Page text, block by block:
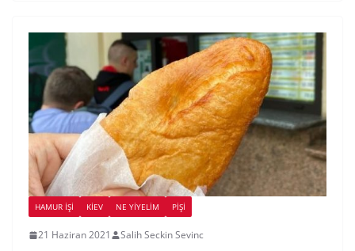
HAMUR İŞI KIEV NE YİYELİM PIŞI
21 Haziran 2021 Salih Seckin Sevinc